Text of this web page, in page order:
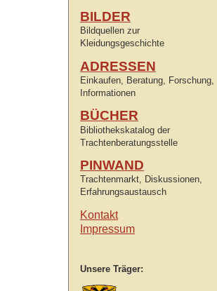
BILDER
Bildquellen zur
Kleidungsgeschichte
ADRESSEN
Einkaufen, Beratung, Forschung,
Informationen
BÜCHER
Bibliothekskatalog der
Trachtenberatungsstelle
PINWAND
Trachtenmarkt, Diskussionen,
Erfahrungsaustausch
Kontakt
Impressum
Unsere Träger: